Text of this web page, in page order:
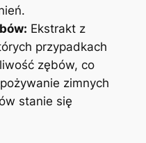
Ekstrakt z
przypadkach
zębów, co
zimnych
stanie się